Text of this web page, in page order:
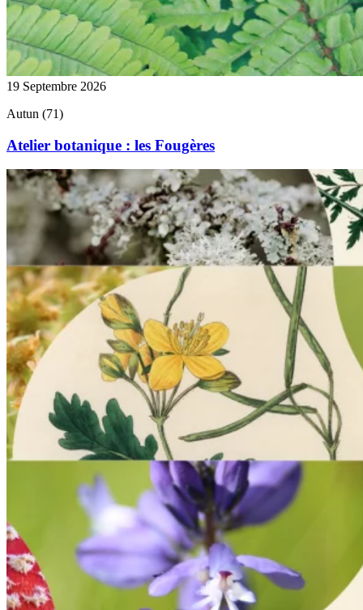
19 Septembre 2026
Autun (71)
Atelier botanique : les Fougères